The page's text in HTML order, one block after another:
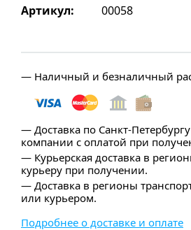
Артикул: 00058
— Наличный и безналичный
— Доставка по Санкт-
компании с оплатой при
— Курьерская доставка в
курьеру при получении.
— Доставка в регионы
или курьером.
Подробнее о доставке и оплате